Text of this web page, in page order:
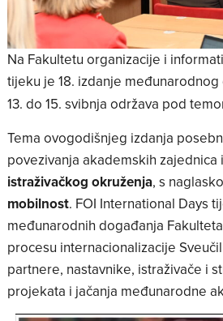
Na Fakultetu organizacije i
tijeku je 18. izdanje
13. do 15. svibnja održava pod
Tema ovogodišnjeg izdanja
povezivanja akademskih zajednica i
istraživačkog okruženja, s
mobilnost. FOI International Days
međunarodnih događanja
procesu internacionalizacije
partnere, nastavnike, istraživače i
projekata i jačanja međunarodne